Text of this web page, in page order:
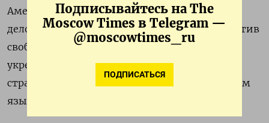
Подписывайтесь на The
Moscow Times в Telegram —
@moscowtimes_ru
ПОДПИСАТЬСЯ
Американские бизнесмены опасаются, что
деловые связи Бернстайна и его позиция против
свободной торговли могут помешать
укреплению торговых связей с другими
странами. Оригинал сообщения на английском
языке доступен по коду (Андреа Шалал)